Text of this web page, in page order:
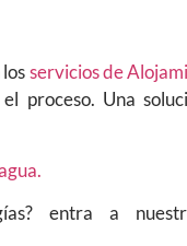
servicios de
proceso. Una
entra a